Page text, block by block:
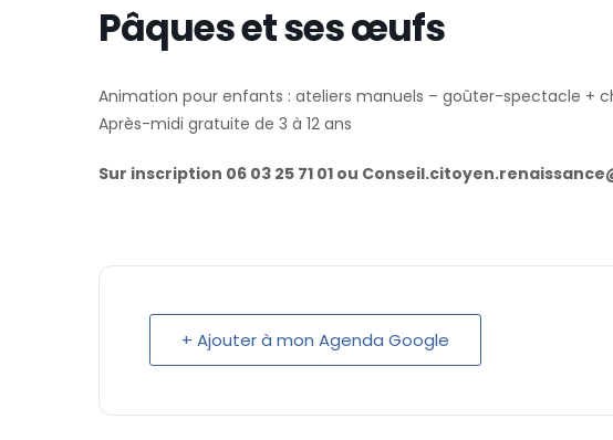
Pâques et ses œufs
Animation pour enfants : ateliers manuels – goûter-spectacle +
Après-midi gratuite de 3 à 12 ans
Sur inscription 06 03 25 71 01 ou
+ Ajouter à mon Agenda Google